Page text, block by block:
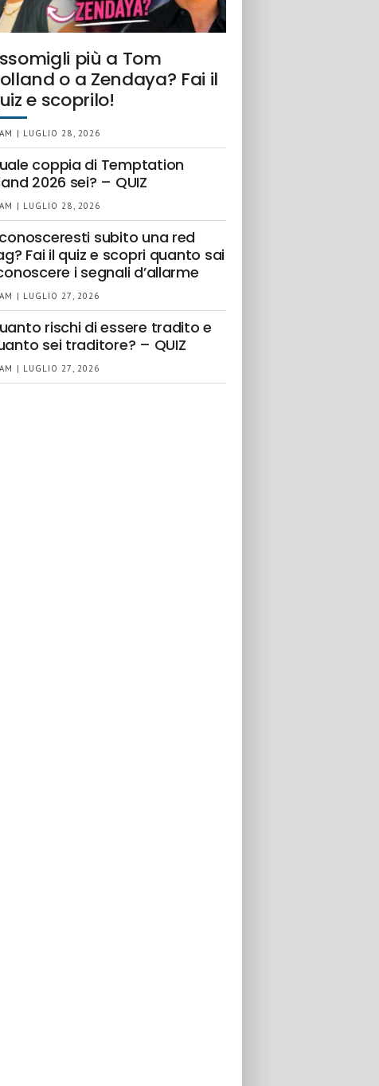
più a Tom
o a Zendaya? Fai il
e scoprilo!
| LUGLIO 28, 2026
coppia di Temptation
2026 sei? – QUIZ
| LUGLIO 28, 2026
subito una red
Fai il quiz e scopri quanto sai
i segnali d’allarme
| LUGLIO 27, 2026
rischi di essere tradito e
sei traditore? – QUIZ
| LUGLIO 27, 2026